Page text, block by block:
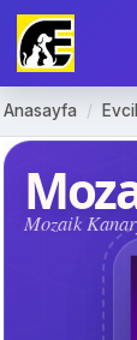
Anasayfa /
Mozaik